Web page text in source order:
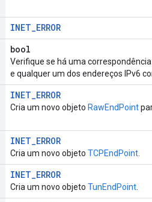
INET_ERROR
bool
Verifique se há uma
e qualquer um dos endereços IPv6
INET_ERROR
Cria um novo objeto RawEndPoint
INET_ERROR
Cria um novo objeto TCPEndPoint
INET_ERROR
Cria um novo objeto TunEndPoint